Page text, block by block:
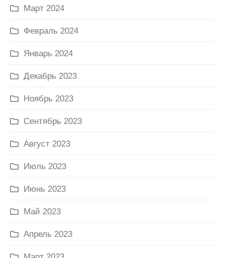
Март 2024
Февраль 2024
Январь 2024
Декабрь 2023
Ноябрь 2023
Сентябрь 2023
Август 2023
Июль 2023
Июнь 2023
Май 2023
Апрель 2023